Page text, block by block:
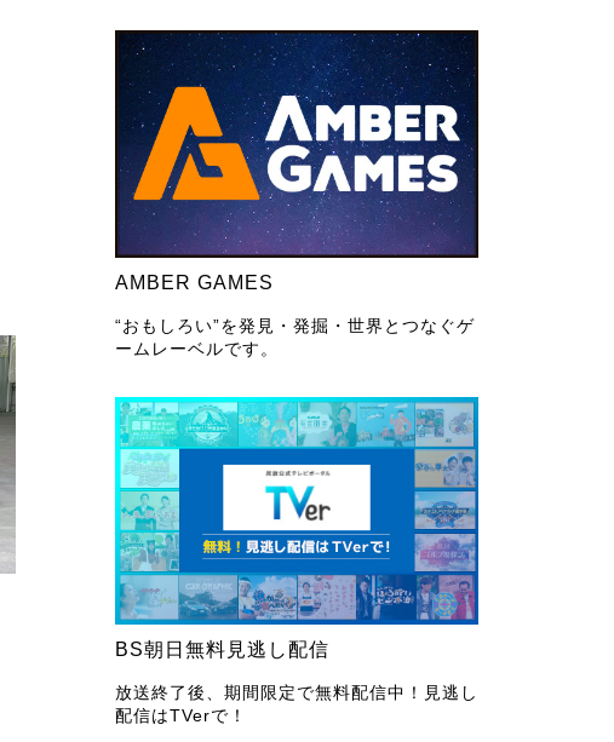
AMBER GAMES
“おもしろい”を発見・発掘・世界とつなぐゲ
ームレーベルです。
BS朝日無料見逃し配信
放送終了後、期間限定で無料配信中！見逃し
配信はTVerで！